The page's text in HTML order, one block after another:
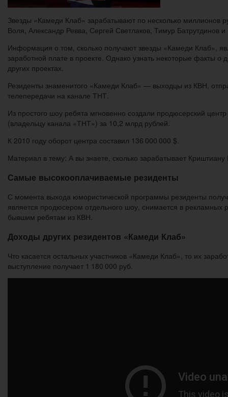
Звезды «Камеди Клаб» зарабатывают по несколько
Воля, Александр Ревва, Сергей Светлаков, Тимур Батрутдинов
Информация о том, сколько получают звезды «Камеди Клаб»,
заработной плате в проекте. Однако узнать некоторые факты
других проектах.
Резиденты знаменитого «Камеди Клаб» — выходцы из КВН,
телепередачи на канале ТНТ.
Из простого шоу ребята мгновенно создали продюсерский
(владельцу канала «ТНТ») за 10,2 млрд рублей.
К 2010 году оборот центра составил 136 000 000 $.
Материал в тему: А вы знаете, сколько зарабатывает Криштиану
Самые высокооплачиваемые резиденты
С момента выхода юмористической программы резиденты
является продюсером отдельного шоу, снимается в рекламных
бывшим ребятам из КВН.
Доходы других резидентов «Камеди Клаб»
Что касается остальных участников «Камеди Клаб», то их
выступление получает 1 180 000 руб.